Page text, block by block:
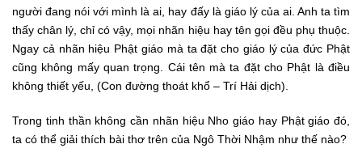
người đang nói với mình là ai, hay đấy là giáo lý của ai. Anh ta tìm
thấy chân lý, chỉ có vậy, mọi nhãn hiệu hay tên gọi đều phụ thuộc.
Ngay cả nhãn hiệu Phật giáo mà ta đặt cho giáo lý của đức Phật
cũng không mấy quan trọng. Cái tên mà ta đặt cho Phật là điều
không thiết yếu, (Con đường thoát khổ – Trí Hải dịch).
Trong tinh thần không cần nhãn hiệu Nho giáo hay Phật giáo đó,
ta có thể giải thích bài thơ trên của Ngô Thời Nhậm như thế nào?